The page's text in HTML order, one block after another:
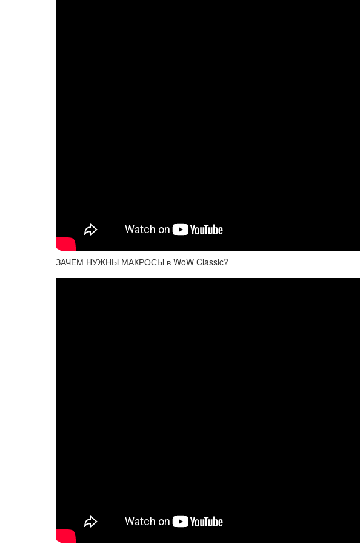
ЗАЧЕМ НУЖНЫ МАКРОСЫ в WoW Classic?